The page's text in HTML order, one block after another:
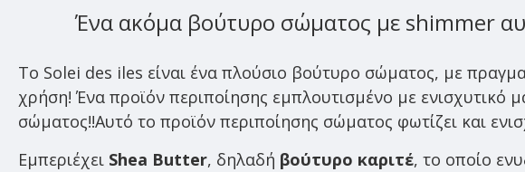
Ένα ακόμα βούτυρο σώματος με shimmer
Το Solei des iles είναι ένα πλούσιο βούτυρο σώματος, με
χρήση! Ένα προϊόν περιποίησης εμπλουτισμένο με
σώματος!!Αυτό το προϊόν περιποίησης σώματος φωτίζει και
Εμπεριέχει Shea Butter, δηλαδή βούτυρο καριτέ, το οποίο